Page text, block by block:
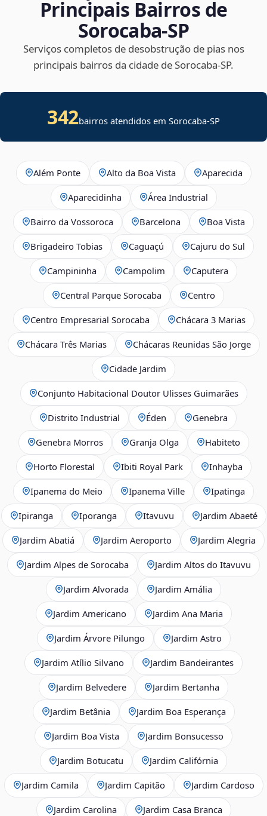
Principais Bairros de
Sorocaba‑SP
Serviços completos de desobstrução de pias nos
principais bairros da cidade de Sorocaba‑SP.
342bairros atendidos em Sorocaba-SP
Além Ponte Alto da Boa Vista Aparecida
Aparecidinha Área Industrial
Bairro da Vossoroca Barcelona Boa Vista
Brigadeiro Tobias Caguaçú Cajuru do Sul
Campininha Campolim Caputera
Central Parque Sorocaba Centro
Centro Empresarial Sorocaba Chácara 3 Marias
Chácara Três Marias Chácaras Reunidas São Jorge
Cidade Jardim
Conjunto Habitacional Doutor Ulisses Guimarães
Distrito Industrial Éden Genebra
Genebra Morros Granja Olga Habiteto
Horto Florestal Ibiti Royal Park Inhayba
Ipanema do Meio Ipanema Ville Ipatinga
Ipiranga Iporanga Itavuvu Jardim Abaeté
Jardim Abatiá Jardim Aeroporto Jardim Alegria
Jardim Alpes de Sorocaba Jardim Altos do Itavuvu
Jardim Alvorada Jardim Amália
Jardim Americano Jardim Ana Maria
Jardim Árvore Pilungo Jardim Astro
Jardim Atílio Silvano Jardim Bandeirantes
Jardim Belvedere Jardim Bertanha
Jardim Betânia Jardim Boa Esperança
Jardim Boa Vista Jardim Bonsucesso
Jardim Botucatu Jardim Califórnia
Jardim Camila Jardim Capitão Jardim Cardoso
Jardim Carolina Jardim Casa Branca